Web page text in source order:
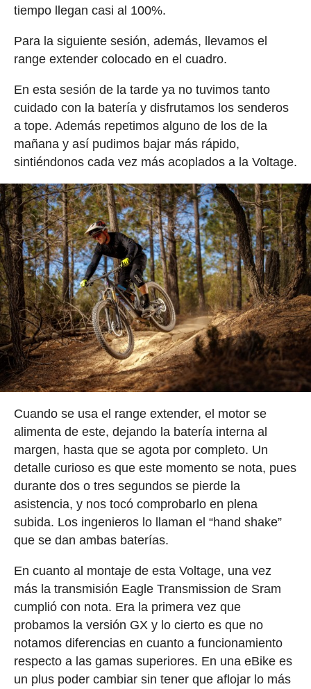
tiempo llegan casi al 100%.
Para la siguiente sesión, además, llevamos el
range extender colocado en el cuadro.
En esta sesión de la tarde ya no tuvimos tanto
cuidado con la batería y disfrutamos los senderos
a tope. Además repetimos alguno de los de la
mañana y así pudimos bajar más rápido,
sintiéndonos cada vez más acoplados a la Voltage.
Cuando se usa el range extender, el motor se
alimenta de este, dejando la batería interna al
margen, hasta que se agota por completo. Un
detalle curioso es que este momento se nota, pues
durante dos o tres segundos se pierde la
asistencia, y nos tocó comprobarlo en plena
subida. Los ingenieros lo llaman el “hand shake”
que se dan ambas baterías.
En cuanto al montaje de esta Voltage, una vez
más la transmisión Eagle Transmission de Sram
cumplió con nota. Era la primera vez que
probamos la versión GX y lo cierto es que no
notamos diferencias en cuanto a funcionamiento
respecto a las gamas superiores. En una eBike es
un plus poder cambiar sin tener que aflojar lo más